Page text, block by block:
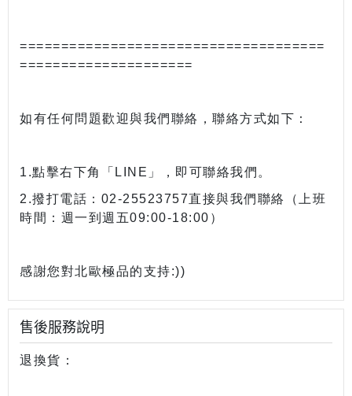
=====================================
=====================
如有任何問題歡迎與我們聯絡，聯絡方式如下：
1.點擊右下角「LINE」，即可聯絡我們。
2.撥打電話：02-25523757直接與我們聯絡（上班
時間：週一到週五09:00-18:00）
感謝您對北歐極品的支持:))
售後服務說明
退換貨：